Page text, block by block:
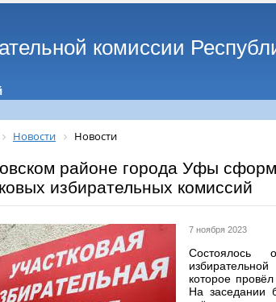
комиссии
Новости Новости
районе города Уфы
избирательных комиссий
7 ноября 2023
Состоялось
которое
На заседании